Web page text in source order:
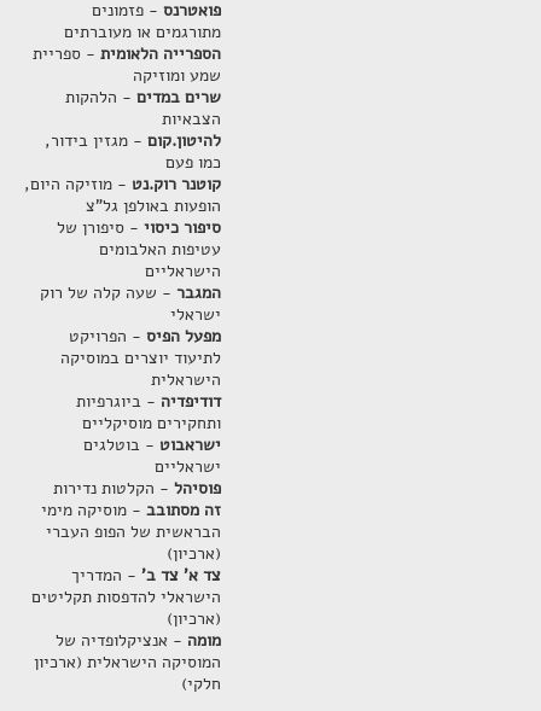
פואטרנס- פזמונים
מתורגמים או מעוברתים
הספרייה הלאומית- ספריית
שמע ומוזיקה
שרים במדים- הלהקות
הצבאיות
להיטון.קום- מגזין בידור,
כמו פעם
קוטנר רוק.נט - מוזיקה היום,
הופעות באולפן גל"צ
סיפור כיסוי- סיפורן של
עטיפות האלבומים
הישראליים
המגבר- שעה קלה של רוק
ישראלי
מפעל הפיס- הפרויקט
לתיעוד יוצרים במוסיקה
הישראלית
דודיפדיה - ביוגרפיות
ותחקירים מוסיקליים
ישראבוט - בוטלגים
ישראליים
פוסיהל- הקלטות נדירות
זה מסתובב- מוסיקה מימי
הבראשית של הפופ העברי
(ארכיון)
צד א' צד ב'- המדריך
הישראלי להדפסות תקליטים
(ארכיון)
מומה - אנציקלופדיה של
המוסיקה הישראלית (ארכיון
חלקי)